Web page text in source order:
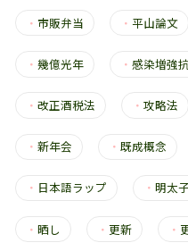
・ 市販弁当 ・平山論文
・ 幾億光年 ・感染増強
・ 改正酒税法 ・攻略法
・ 新年会 ・既成概念
・ 日本語ラップ ・明太
・ 晒し ・ 更新 ・